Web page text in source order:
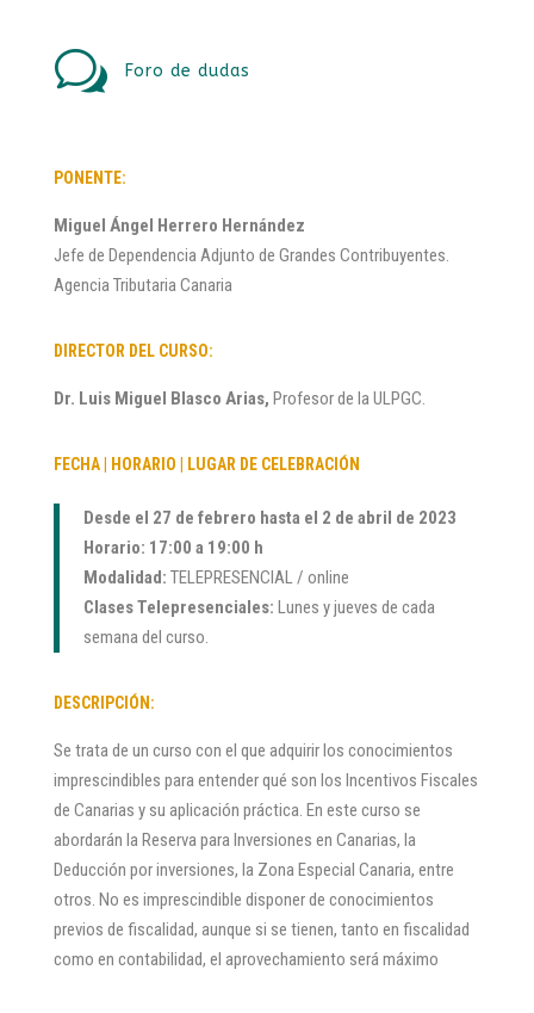
w Foro de dudas
PONENTE:
Miguel Ángel Herrero Hernández
Jefe de Dependencia Adjunto de Grandes Contribuyentes.
Agencia Tributaria Canaria
DIRECTOR DEL CURSO:
Dr. Luis Miguel Blasco Arias, Profesor de la ULPGC.
FECHA | HORARIO | LUGAR DE CELEBRACIÓN
Desde el 27 de febrero hasta el 2 de abril de 2023
Horario: 17:00 a 19:00 h
Modalidad: TELEPRESENCIAL / online
Clases Telepresenciales: Lunes y jueves de cada
semana del curso.
DESCRIPCIÓN:
Se trata de un curso con el que adquirir los conocimientos
imprescindibles para entender qué son los Incentivos Fiscales
de Canarias y su aplicación práctica. En este curso se
abordarán la Reserva para Inversiones en Canarias, la
Deducción por inversiones, la Zona Especial Canaria, entre
otros. No es imprescindible disponer de conocimientos
previos de fiscalidad, aunque si se tienen, tanto en fiscalidad
como en contabilidad, el aprovechamiento será máximo